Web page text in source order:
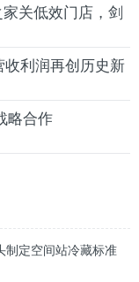
关低效门店，剑
利润再创历史新
略合作
制定空间站冷藏标准